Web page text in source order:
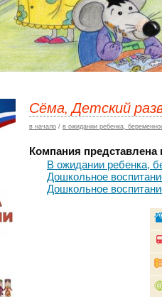
Сёма, Детский
в начало / в ожидании ребенка,
Компания представлена
В ожидании ребенка,
Дошкольное
Дошкольное